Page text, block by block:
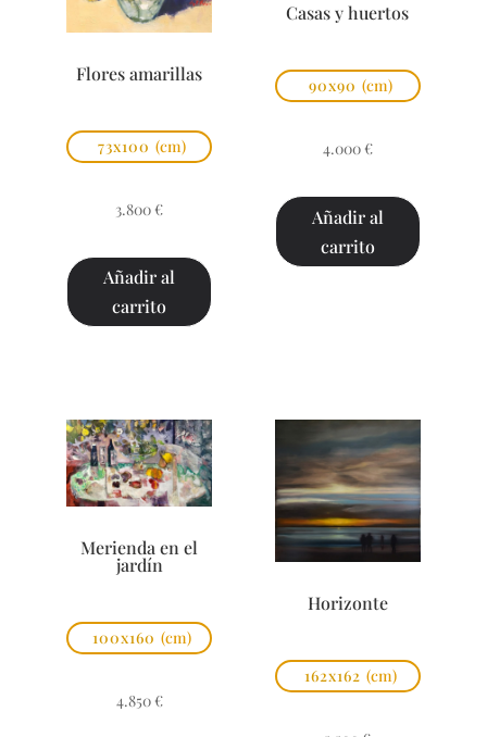
Flores amarillas
73x100 (cm)
3.800 €
Añadir al
carrito
Casas y huertos
90x90 (cm)
4.000 €
Añadir al
carrito
Merienda en el
jardín
100x160 (cm)
4.850 €
Horizonte
162x162 (cm)